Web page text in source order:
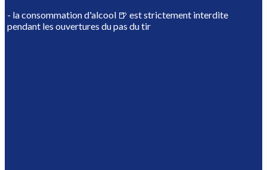
- la consommation d'alcool 🍺 est strictement interdite
pendant les ouvertures du pas du tir